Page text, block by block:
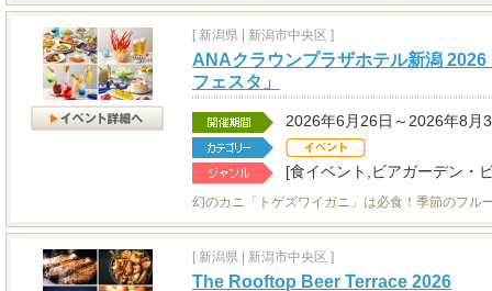
[ 新潟県 新潟市中央区 ]
ANAクラウンプラザホテル新潟
フェスタ」
2026年6月26日～2026年8月
[食イベント,ビアガーデン・
幻のカニ「トゲズワイガニ」は必食！季節のフル
[ 新潟県 新潟市中央区 ]
The Rooftop Beer Terrace 2026